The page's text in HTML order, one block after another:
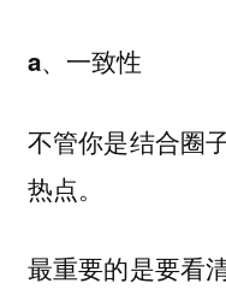
a、一致性
不管你是结合圈
热点。
最重要的是要看